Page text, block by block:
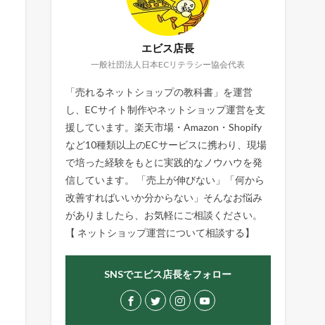
エビス店長
一般社団法人日本ECリテラシー協会代表
「売れるネットショップの教科書」を運営
し、ECサイト制作やネットショップ運営を支
援しています。楽天市場・Amazon・Shopify
など10種類以上のECサービスに携わり、現場
で培った経験をもとに実践的なノウハウを発
信しています。 「売上が伸びない」「何から
改善すればいいか分からない」そんなお悩み
がありましたら、お気軽にご相談ください。
【 ネットショップ運営について相談する 】
SNSでエビス店長をフォロー